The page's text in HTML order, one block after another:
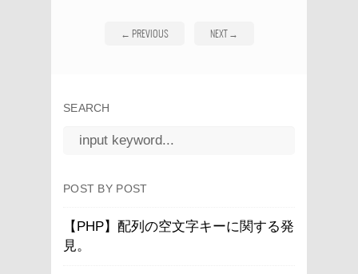
← PREVIOUS NEXT→
SEARCH
POST BY POST
【PHP】配列の空文字キーに関する発
見。